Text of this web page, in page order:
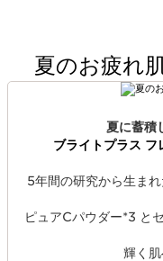
夏のお疲れ
夏に蓄積
ブライトプラス フ
5年間の研究から生ま
ピュアCパウダー*3 と
輝く肌